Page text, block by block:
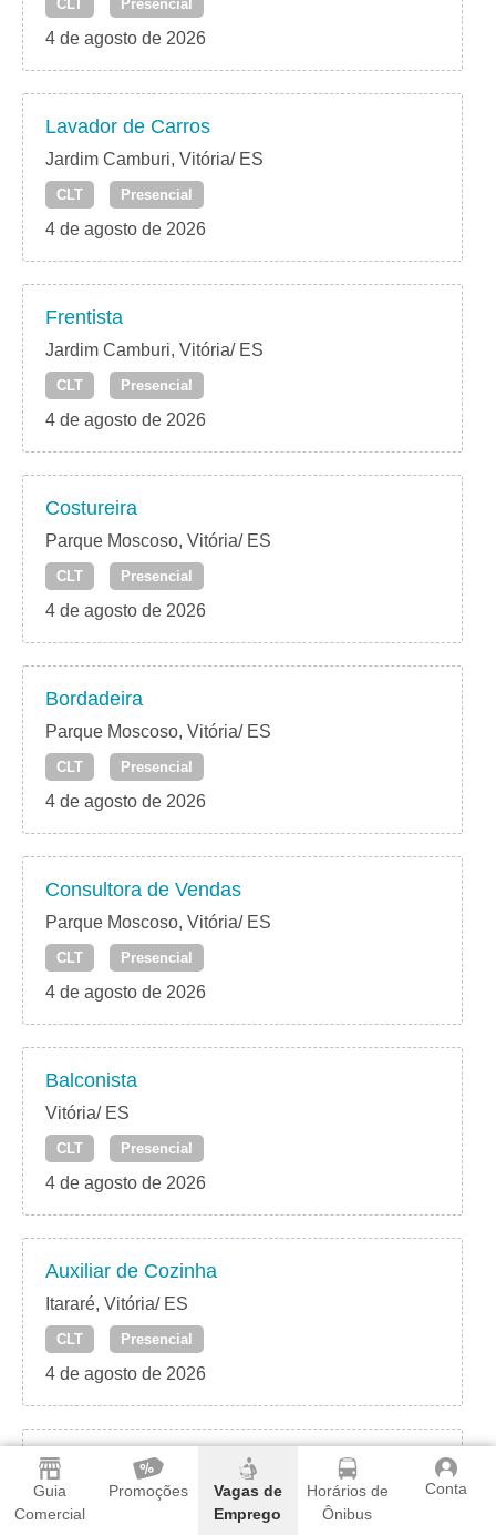
Guia
Comercial
Promoções
Vagas de
Emprego
Horários de
Ônibus
Conta
CLT Presencial
4 de agosto de 2026
Lavador de Carros
Jardim Camburi, Vitória/ ES
CLT Presencial
4 de agosto de 2026
Frentista
Jardim Camburi, Vitória/ ES
CLT Presencial
4 de agosto de 2026
Costureira
Parque Moscoso, Vitória/ ES
CLT Presencial
4 de agosto de 2026
Bordadeira
Parque Moscoso, Vitória/ ES
CLT Presencial
4 de agosto de 2026
Consultora de Vendas
Parque Moscoso, Vitória/ ES
CLT Presencial
4 de agosto de 2026
Balconista
Vitória/ ES
CLT Presencial
4 de agosto de 2026
Auxiliar de Cozinha
Itararé, Vitória/ ES
CLT Presencial
4 de agosto de 2026
Auxiliar de Produção
Praia do Canto – Vitória/ ES